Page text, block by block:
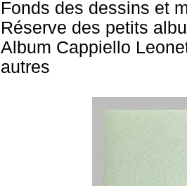
Fonds des dessins et
Réserve des petits
Album Cappiello
autres